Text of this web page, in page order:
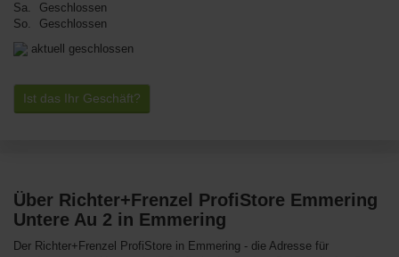
Sa.
Geschlossen
So.
Geschlossen
aktuell geschlossen
Ist das Ihr Geschäft?
Über Richter+Frenzel ProfiStore Emmering
Untere Au 2 in Emmering
Der Richter+Frenzel ProfiStore in Emmering - die Adresse für